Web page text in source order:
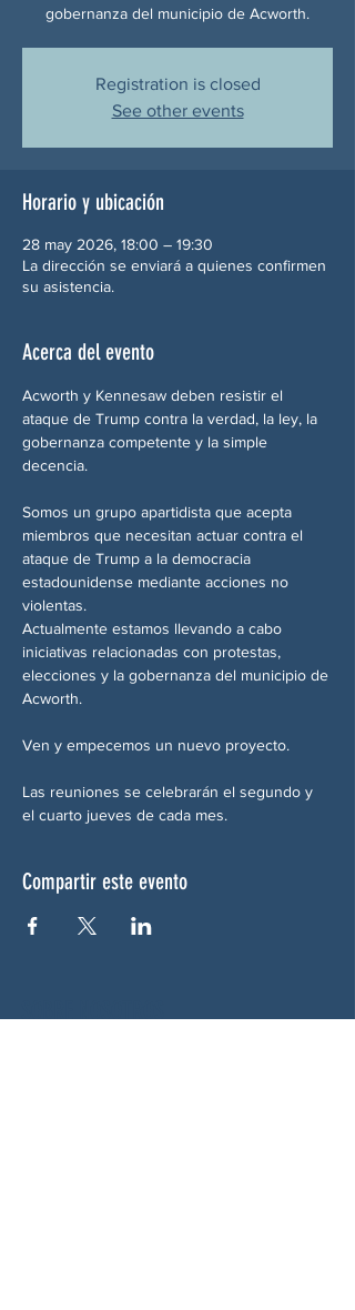
gobernanza del municipio de Acworth.
Registration is closed
See other events
Horario y ubicación
28 may 2026, 18:00 – 19:30
La dirección se enviará a quienes confirmen
su asistencia.
Acerca del evento
Acworth y Kennesaw deben resistir el
ataque de Trump contra la verdad, la ley, la
gobernanza competente y la simple
decencia.
Somos un grupo apartidista que acepta
miembros que necesitan actuar contra el
ataque de Trump a la democracia
estadounidense mediante acciones no
violentas.
Actualmente estamos llevando a cabo
iniciativas relacionadas con protestas,
elecciones y la gobernanza del municipio de
Acworth.
Ven y empecemos un nuevo proyecto.
Las reuniones se celebrarán el segundo y
el cuarto jueves de cada mes.
Compartir este evento